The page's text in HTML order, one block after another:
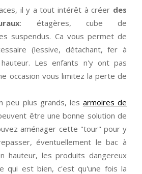
il y a tout intérêt à créer des
: étagères, cube de
suspendus. Ca vous permet de
(lessive, détachant, fer à
Les enfants n'y ont pas
occasion vous limitez la perte de
peu plus grands, les armoires de
être une bonne solution de
aménager cette "tour" pour y
éventuellement le bac à
hauteur, les produits dangereux
qui est bien, c'est qu'une fois la